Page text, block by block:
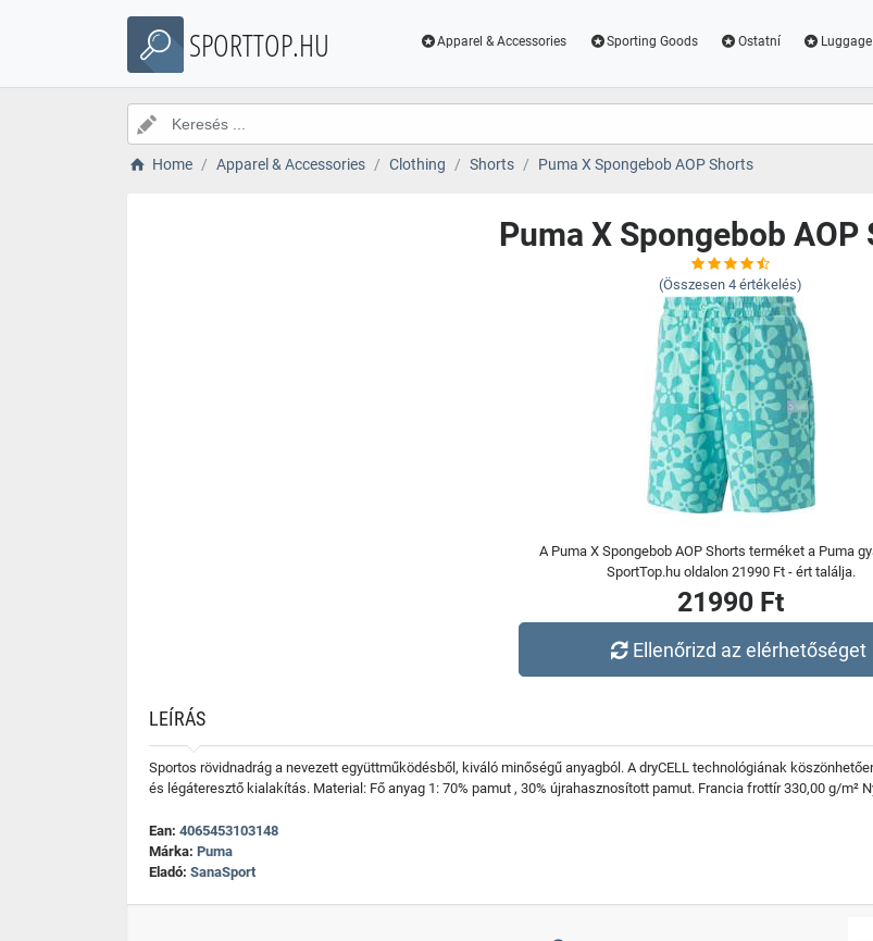
SPORTTOP.HU Apparel & Accessories Sporting Goods Ostatní
Home Apparel & Accessories Clothing Shorts Puma X Spongebob AOP Shorts
Puma X Spongebob AOP
(Összesen 4 értékelés)
A Puma X Spongebob AOP Shorts terméket a Puma
SportTop.hu oldalon 21990 Ft - ért találja.
21990 Ft
Ellenőrizd az elérhetőséget
LEÍRÁS
Sportos rövidnadrág a nevezett együttműködésből, kiváló minőségű anyagból. A dryCELL technológiának
és légáteresztő kialakítás. Material: Fő anyag 1: 70% pamut , 30% újrahasznosított pamut. Francia frottír 330,00 g/m²
Ean: 4065453103148
Márka: Puma
Eladó: SanaSport